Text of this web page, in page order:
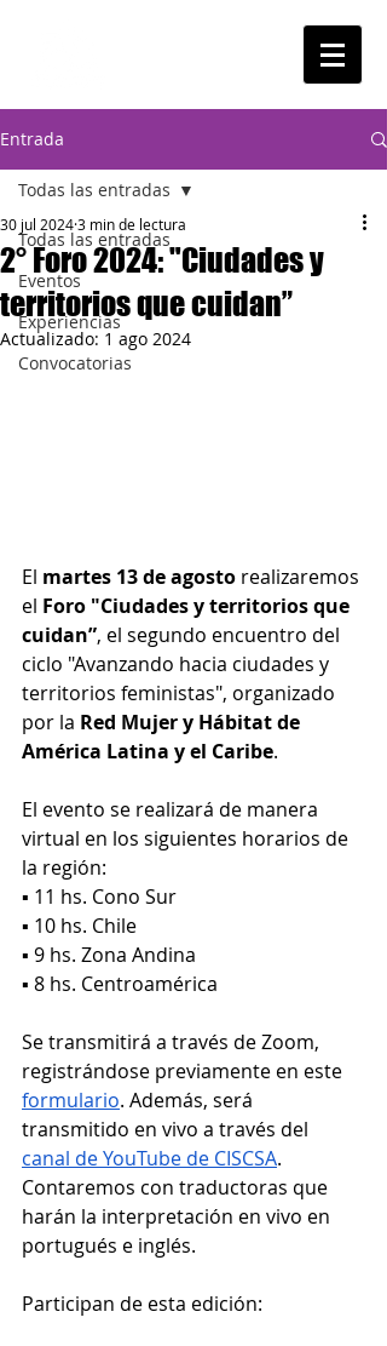
Entrada
Todas las entradas
Eventos
Experiencias
Convocatorias
Todas las entradas
2° Foro 2024: "Ciudades y
territorios que cuidan”
30 jul 20243 min de lectura
Actualizado: 1 ago 2024
El martes 13 de agosto realizaremos
el Foro "Ciudades y territorios que
cuidan”, el segundo encuentro del
ciclo "Avanzando hacia ciudades y
territorios feministas", organizado
por la Red Mujer y Hábitat de
América Latina y el Caribe.
El evento se realizará de manera
virtual en los siguientes horarios de
la región:
▪️ 11 hs. Cono Sur
▪️ 10 hs. Chile
▪️ 9 hs. Zona Andina
▪️ 8 hs. Centroamérica
Se transmitirá a través de Zoom,
registrándose previamente en este
formulario. Además, será
transmitido en vivo a través del
canal de YouTube de CISCSA.
Contaremos con traductoras que
harán la interpretación en vivo en
portugués e inglés.
Participan de esta edición: